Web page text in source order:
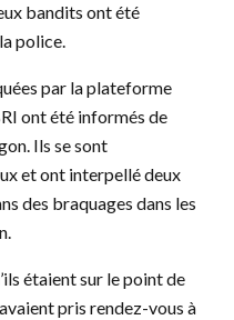
bandits ont été
police.
par la plateforme
ont été informés de
Ils se sont
et ont interpellé deux
des braquages dans les
étaient sur le point de
pris rendez-vous à